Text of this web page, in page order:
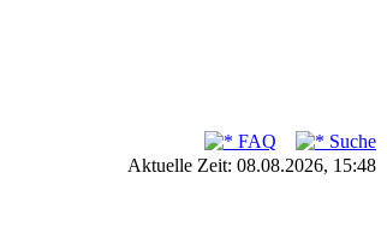
FAQ
Suche
Aktuelle Zeit: 08.08.2026, 15:48